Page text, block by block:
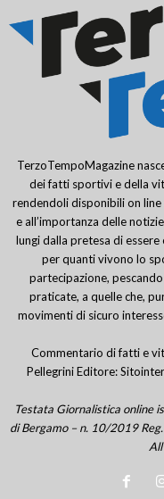
TerzoTempoMagazine
dei fatti sportivi e della
rendendoli disponibili on
e all’importanza delle
lungi dalla pretesa di
per quanti vivono lo
partecipazione,
praticate, a quelle che,
movimenti di sicuro
Commentario di fatti e
Pellegrini Editore:
Testata Giornalistica online
di Bergamo – n. 10/2019